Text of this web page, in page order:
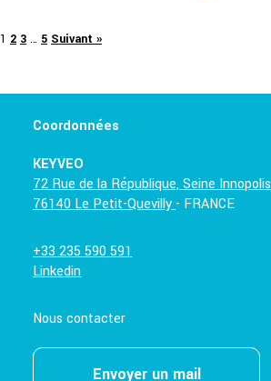
1 2 3 … 5 Suivant »
Coordonnées
KEYVEO
72 Rue de la République, Seine Innopolis
76140 Le Petit-Quevilly - FRANCE
+33 235 590 591
Linkedin
Nous contacter
Envoyer un mail